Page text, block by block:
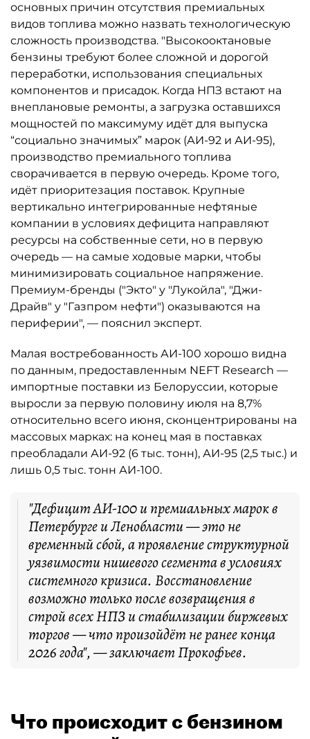
основных причин отсутствия премиальных
видов топлива можно назвать технологическую
сложность производства. "Высокооктановые
бензины требуют более сложной и дорогой
переработки, использования специальных
компонентов и присадок. Когда НПЗ встают на
внеплановые ремонты, а загрузка оставшихся
мощностей по максимуму идёт для выпуска
“социально значимых” марок (АИ-92 и АИ-95),
производство премиального топлива
сворачивается в первую очередь. Кроме того,
идёт приоритезация поставок. Крупные
вертикально интегрированные нефтяные
компании в условиях дефицита направляют
ресурсы на собственные сети, но в первую
очередь — на самые ходовые марки, чтобы
минимизировать социальное напряжение.
Премиум-бренды ("Экто" у "Лукойла", "Джи-
Драйв" у "Газпром нефти") оказываются на
периферии", — пояснил эксперт.
Малая востребованность АИ-100 хорошо видна
по данным, предоставленным NEFT Research —
импортные поставки из Белоруссии, которые
выросли за первую половину июля на 8,7%
относительно всего июня, сконцентрированы на
массовых марках: на конец мая в поставках
преобладали АИ-92 (6 тыс. тонн), АИ-95 (2,5 тыс.) и
лишь 0,5 тыс. тонн АИ-100.
"Дефицит АИ-100 и премиальных марок в
Петербурге и Ленобласти — это не
временный сбой, а проявление структурной
уязвимости нишевого сегмента в условиях
системного кризиса. Восстановление
возможно только после возвращения в
строй всех НПЗ и стабилизации биржевых
торгов — что произойдёт не ранее конца
2026 года", — заключает Прокофьев.
Что происходит с бензином